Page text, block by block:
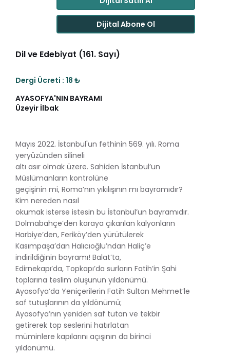
Dijital Abone Ol
Dil ve Edebiyat (161. Sayı)
Dergi Ücreti : 18 ₺
AYASOFYA'NIN BAYRAMI
Üzeyir İlbak
Mayıs 2022. İstanbul'un fethinin 569. yılı. Roma
yeryüzünden silineli
altı asır olmak üzere. Sahiden İstanbul’un
Müslümanların kontrolüne
geçişinin mi, Roma’nın yıkılışının mı bayramıdır?
Kim nereden nasıl
okumak isterse istesin bu İstanbul’un bayramıdır.
Dolmabahçe’den karaya çıkarılan kalyonların
Harbiye’den, Feriköy’den yürütülerek
Kasımpaşa’dan Halıcıoğlu’ndan Haliç’e
indirildiğinin bayramı! Balat’ta,
Edirnekapı’da, Topkapı’da surların Fatih’in Şahi
toplarına teslim oluşunun yıldönümü.
Ayasofya’da Yeniçerilerin Fatih Sultan Mehmet’le
saf tutuşlarının da yıldönümü;
Ayasofya’nın yeniden saf tutan ve tekbir
getirerek top seslerini hatırlatan
müminlere kapılarını açışının da birinci
yıldönümü.